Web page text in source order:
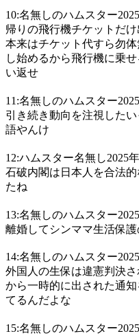
10:名無しのハムスター
帰りの飛行機チケットだ
本来はチケット代すら勿
し始めるから飛行機に乗
い返せ
11:名無しのハムスター
引き続き動向を注視した
語やんけ
12:ハムスター名無し2025
石破内閣は日本人を合法
たね
13:名無しのハムスター
離婚してシンママ生活保
14:名無しのハムスター
外国人の生保は違憲判決
から一時的に出された通
てるんだよな
15:名無しのハムスター